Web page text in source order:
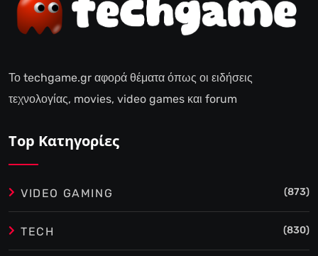
Το techgame.gr αφορά θέματα όπως οι ειδήσεις
τεχνολογίας, movies, video games και forum
Top Κατηγορίες
VIDEO GAMING (873)
TECH (830)